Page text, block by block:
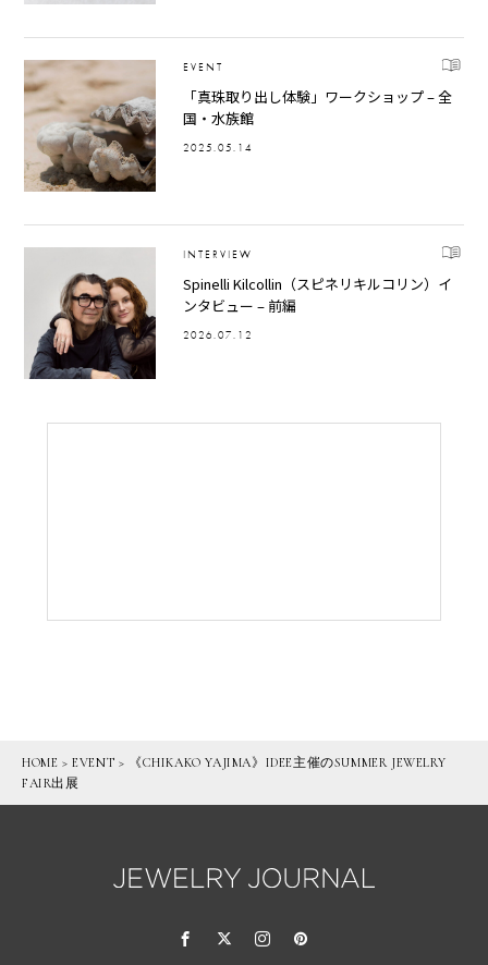
EVENT
「真珠取り出し体験」ワークショップ – 全
国・水族館
2025.05.14
INTERVIEW
Spinelli Kilcollin（スピネリキルコリン）イ
ンタビュー – 前編
2026.07.12
HOME >EVENT >
《CHIKAKO YAJIMA》IDEE主催のSUMMER JEWELRY
FAIR出展